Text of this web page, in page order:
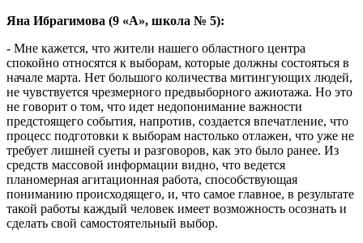
Яна Ибрагимова (9 «А», школа № 5):
- Мне кажется, что жители нашего областного центра
спокойно относятся к выборам, которые должны состояться в
начале марта. Нет большого количества митингующих людей,
не чувствуется чрезмерного предвыборного ажиотажа. Но это
не говорит о том, что идет недопонимание важности
предстоящего события, напротив, создается впечатление, что
процесс подготовки к выборам настолько отлажен, что уже не
требует лишней суеты и разговоров, как это было ранее. Из
средств массовой информации видно, что ведется
планомерная агитационная работа, способствующая
пониманию происходящего, и, что самое главное, в результате
такой работы каждый человек имеет возможность осознать и
сделать свой самостоятельный выбор.